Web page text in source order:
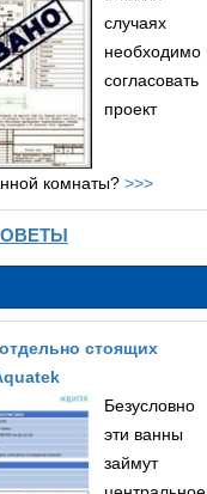
случаях
необходимо
согласовать
проект
комнаты? >>>
стоящих
Безусловно
эти ванны
займут